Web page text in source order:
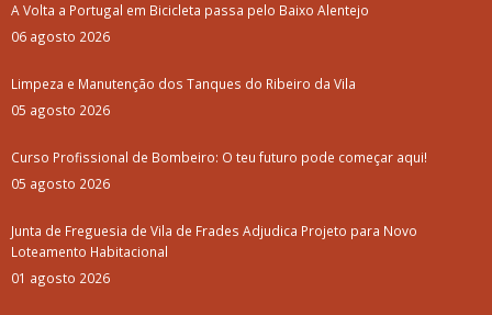
A Volta a Portugal em Bicicleta passa pelo Baixo Alentejo
06 agosto 2026
Limpeza e Manutenção dos Tanques do Ribeiro da Vila
05 agosto 2026
Curso Profissional de Bombeiro: O teu futuro pode começar aqui!
05 agosto 2026
Junta de Freguesia de Vila de Frades Adjudica Projeto para Novo
Loteamento Habitacional
01 agosto 2026